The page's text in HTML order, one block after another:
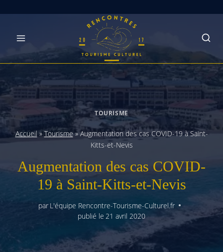
TOURISME
Accueil »Tourisme» Augmentation des cas COVID-19 à Saint-
Kitts-et-Nevis
Augmentation des cas COVID-
19 à Saint-Kitts-et-Nevis
par L'équipe Rencontre-Tourisme-Culturel.fr
publié le 21 avril 2020